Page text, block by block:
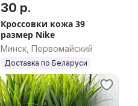
30 р.
Кроссовки кожа 39
размер Nike
Минск, Первомайский
Доставка по Беларуси